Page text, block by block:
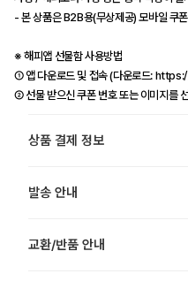
- 본 상품은 B2B용(무상제공) 모바일 쿠
※ 해피앱 선물함 사용방법
① 앱 다운로드 및 접속 (다운로드:
② 선물 받으신 쿠폰 번호 또는 이미지를
상품 결제 정보
발송 안내
교환/반품 안내